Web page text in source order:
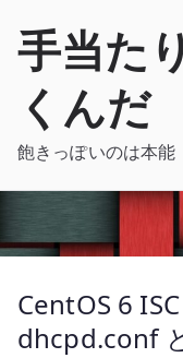
手当た
くんだ
飽きっぽいのは本能
CentOS 6
dhcpd.conf